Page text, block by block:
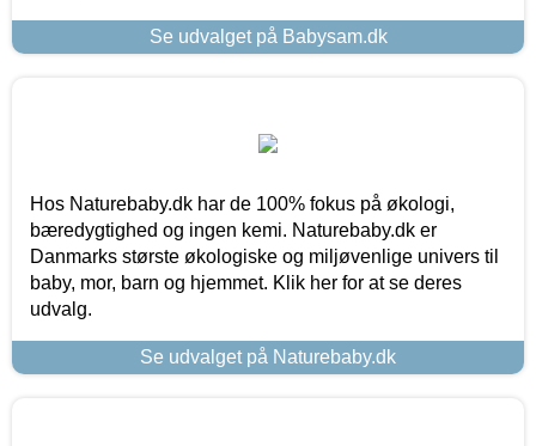
Se udvalget på Babysam.dk
Hos Naturebaby.dk har de 100% fokus på økologi,
bæredygtighed og ingen kemi. Naturebaby.dk er
Danmarks største økologiske og miljøvenlige univers til
baby, mor, barn og hjemmet. Klik her for at se deres
udvalg.
Se udvalget på Naturebaby.dk